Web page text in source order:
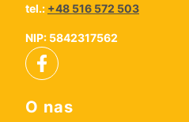
tel.: +48 516 572 503
NIP: 5842317562
Linki w stopce
O nas